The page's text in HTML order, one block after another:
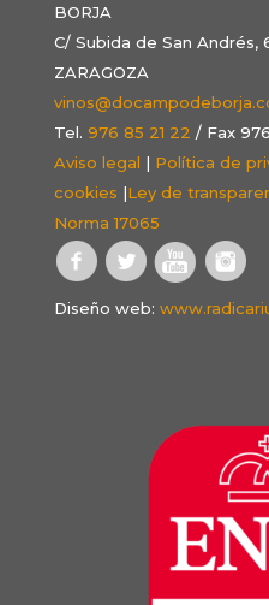
BORJA
C/ Subida de San Andrés,
ZARAGOZA
Tel. 976 85 21 22 / Fax
Aviso legal | Política de
cookies |Ley de
Norma 17065
Diseño web: